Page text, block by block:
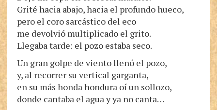
Grité hacia abajo, hacia el profundo hueco,
pero el coro sarcástico del eco
me devolvió multiplicado el grito.
Llegaba tarde: el pozo estaba seco.
Un gran golpe de viento llenó el pozo,
y, al recorrer su vertical garganta,
en su más honda hondura oí un sollozo,
donde cantaba el agua y ya no canta…